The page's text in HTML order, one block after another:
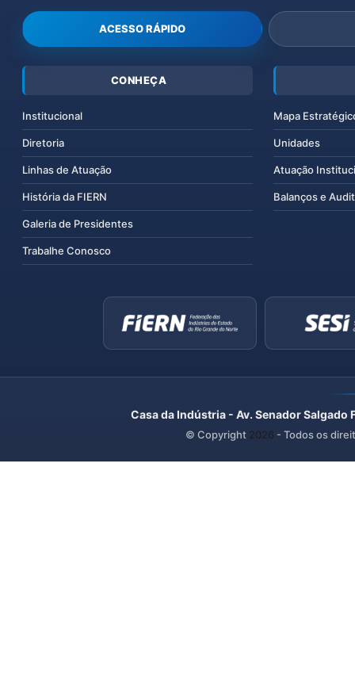
ACESSO RÁPIDO
CONHEÇA
Institucional
Diretoria
Linhas de Atuação
História da FIERN
Galeria de Presidentes
Trabalhe Conosco
Mapa
Unidades
Atuação
Balanços e
Casa da Indústria - Av. Senador
© Copyright 2026 - Todos os